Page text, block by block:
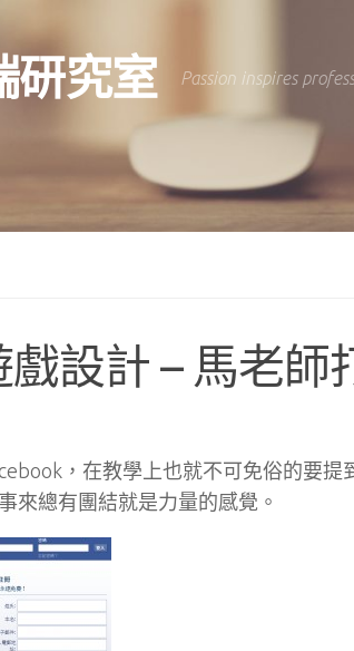
研究室 Passion inspires
戲設計 – 馬老師
，在教學上也就不可免俗的要
來總有團結就是力量的感覺。